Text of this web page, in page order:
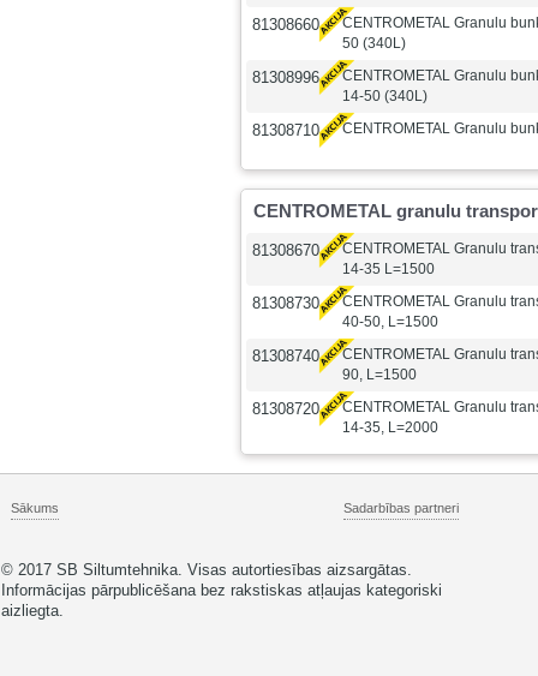
81308660
CENTROMETAL Granulu
50 (340L)
81308996
CENTROMETAL Granulu
14-50 (340L)
81308710 CENTROMETAL Granulu
CENTROMETAL granulu
81308670
CENTROMETAL Granulu
14-35 L=1500
81308730
CENTROMETAL Granulu
40-50, L=1500
81308740
CENTROMETAL Granulu
90, L=1500
81308720
CENTROMETAL Granulu
14-35, L=2000
Sākums Sadarbības partneri
© 2017 SB Siltumtehnika. Visas autortiesības aizsargātas.
Informācijas pārpublicēšana bez rakstiskas atļaujas kategoriski
aizliegta.